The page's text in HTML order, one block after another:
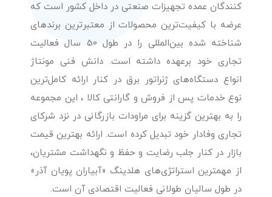
کنندگان عمده تجهیزات صنعتی در داخل کشور است که
عرضه با کیفیت‌ترین محصولات از معتبرترین برندهای
شناخته شده بین‌المللی را در طول 50 سال فعالیت
تجاری خود برعهده داشته است. دانش فنی مونتاژ
انواع دستگاه‌های ژنراتور برق در کنار ارائه کامل‌ترین
نوع خدمات پس از فروش و گارانتی کالا ، این مجموعه
را به بهترین گزینه برای مراودات بازرگانی در نزد شرکای
تجاری وفادار خود تبدیل کرده است. ارائه بهترین قیمت
بازار در کنار جلب رضایت و حفظ و نگهداشت مشتریان،
از مهمترین استراتژی‌های هلدینگ «آبیاران پویان آذر»
در طول سالیان طولانی فعالیت اقتصادی آن است.